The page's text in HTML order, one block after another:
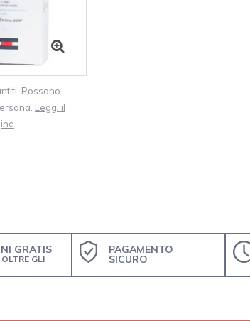
Possono
Leggi il
GRATIS
OLTRE GLI
PAGAMENTO
SICURO